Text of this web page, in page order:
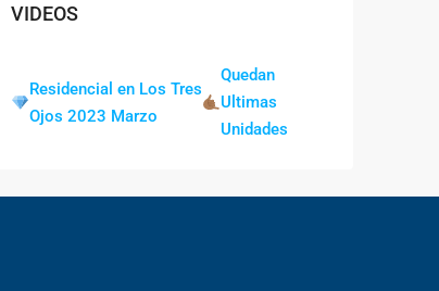
VIDEOS
Residencial en Los Tres
Ojos 2023 Marzo
Quedan
Ultimas
Unidades